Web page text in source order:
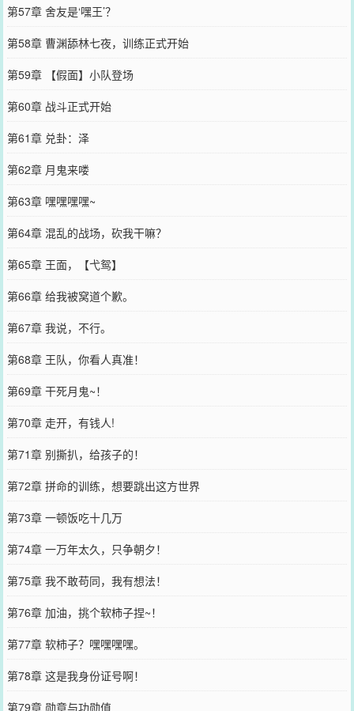
第57章 舍友是‘嘿王’？
第58章 曹渊舔林七夜，训练正式开始
第59章 【假面】小队登场
第60章 战斗正式开始
第61章 兑卦：泽
第62章 月鬼来喽
第63章 嘿嘿嘿嘿~
第64章 混乱的战场，砍我干嘛？
第65章 王面，【弋鸳】
第66章 给我被窝道个歉。
第67章 我说，不行。
第68章 王队，你看人真准！
第69章 干死月鬼~！
第70章 走开，有钱人!
第71章 别撕扒，给孩子的！
第72章 拼命的训练，想要跳出这方世界
第73章 一顿饭吃十几万
第74章 一万年太久，只争朝夕！
第75章 我不敢苟同，我有想法！
第76章 加油，挑个软柿子捏~！
第77章 软柿子？嘿嘿嘿嘿。
第78章 这是我身份证号啊！
第79章 勋章与功勋值